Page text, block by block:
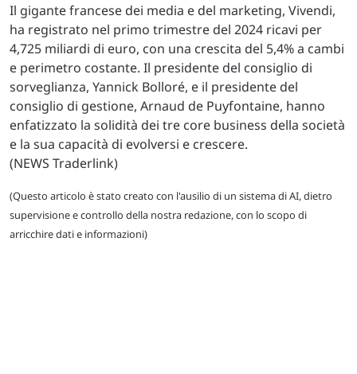
Il gigante francese dei media e del marketing, Vivendi,
ha registrato nel primo trimestre del 2024 ricavi per
4,725 miliardi di euro, con una crescita del 5,4% a cambi
e perimetro costante. Il presidente del consiglio di
sorveglianza, Yannick Bolloré, e il presidente del
consiglio di gestione, Arnaud de Puyfontaine, hanno
enfatizzato la solidità dei tre core business della società
e la sua capacità di evolversi e crescere.
(NEWS Traderlink)
(Questo articolo è stato creato con l'ausilio di un sistema di AI, dietro
supervisione e controllo della nostra redazione, con lo scopo di
arricchire dati e informazioni)